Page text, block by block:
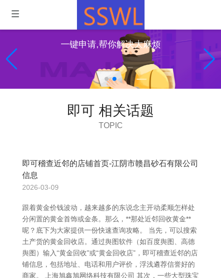
一键申请,帮你解决大麻烦
即可 相关话题
TOPIC
即可稽查近邻的店铺首页-江阴市赣昌砂石有限公司
信息
2026-03-09
跟着黄金价钱波动，越来越多的东说念主开动柔顺怎样处
分闲置的黄金首饰或金条。那么，**那处近邻回收黄金**
呢？底下为大家提供一份快速查询攻略。 当先，可以搜索
土产货的黄金回收店。通过舆图软件（如百度舆图、高德
舆图）输入“黄金回收”或“黄金回收店”，即可稽查近邻的店
铺信息，包括地址、电话和用户评价，浮浅遴荐信誉好的
商家。 上海旭鑫旭网络科技有限公司 其次，一些大型珠宝